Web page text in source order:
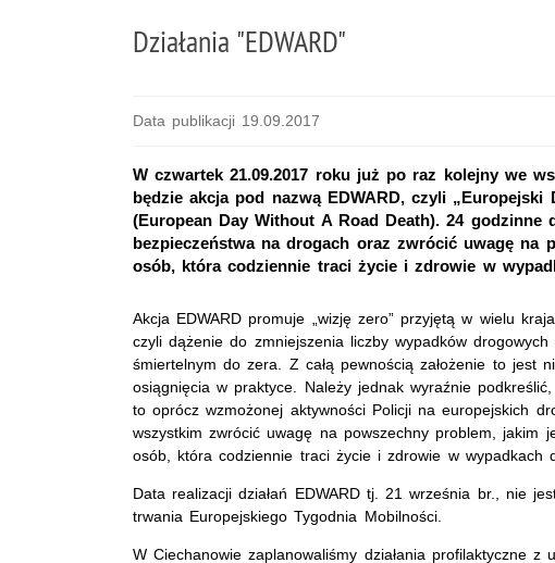
Działania "EDWARD"
Data publikacji 19.09.2017
W czwartek 21.09.2017 roku już po raz kolejny we
będzie akcja pod nazwą EDWARD, czyli
(European Day Without A Road Death). 24 godzinne
bezpieczeństwa na drogach oraz zwrócić uwagę na
osób, która codziennie traci życie i zdrowie w
Akcja EDWARD promuje „wizję zero” przyjętą w wielu
czyli dążenie do zmniejszenia liczby wypadków drogowych
śmiertelnym do zera. Z całą pewnością założenie to jest
osiągnięcia w praktyce. Należy jednak wyraźnie
to oprócz wzmożonej aktywności Policji na europejskich
wszystkim zwrócić uwagę na powszechny problem, jakim
osób, która codziennie traci życie i zdrowie w wypadkach
Data realizacji działań EDWARD tj. 21 września br., nie
trwania Europejskiego Tygodnia Mobilności.
W Ciechanowie zaplanowaliśmy działania profilaktyczne z